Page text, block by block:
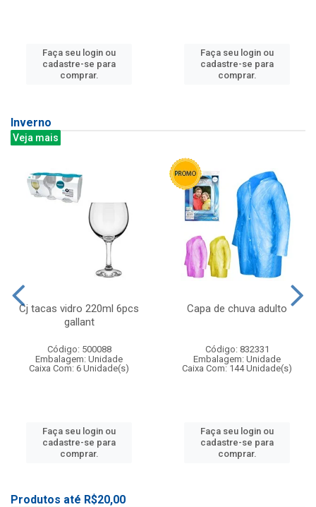
Faça seu login ou
cadastre-se para
comprar.
Faça seu login ou
cadastre-se para
comprar.
Inverno
Veja mais
Cj tacas vidro 220ml 6pcs
gallant
Código: 500088
Embalagem: Unidade
Caixa Com: 6 Unidade(s)
Faça seu login ou
cadastre-se para
comprar.
Capa de chuva adulto
Código: 832331
Embalagem: Unidade
Caixa Com: 144 Unidade(s)
Faça seu login ou
cadastre-se para
comprar.
Produtos até R$20,00